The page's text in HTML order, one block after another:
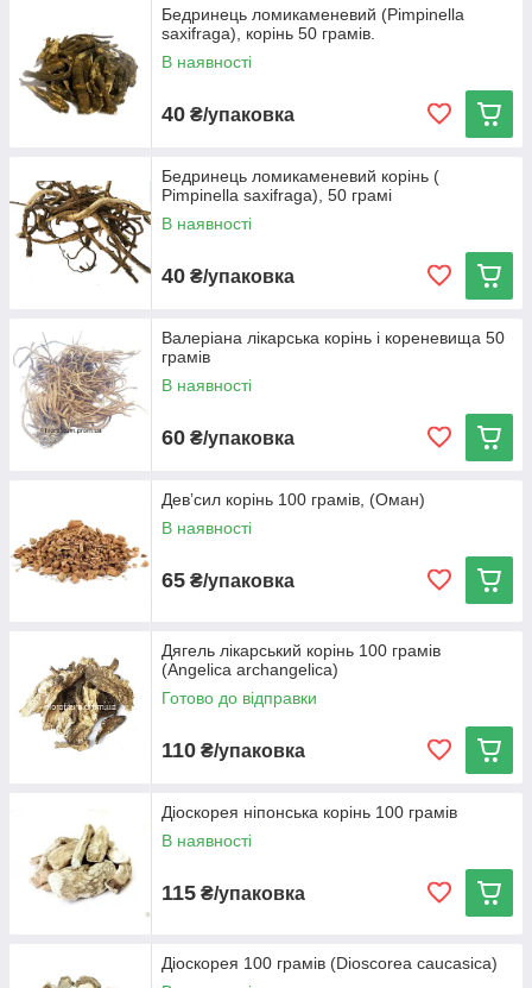
Корінь Червоної щітки
Універсальний засіб, створене природою гірського
Алтаю. Чинить благотворний вплив на весь організм,
Корінь Левзеї сафлоровидной
Широко використовується при занепаді сил і виснаженні
організму. Надає тонізуючу і збуджуючу дію.
Бедринець ломикаменевий (Pimpinella
saxifraga), корінь 50 грамів.
В наявності
40 ₴/упаковка
Бедринець ломикаменевий корінь (
Pimpinella saxifraga), 50 грамі
В наявності
40 ₴/упаковка
Валеріана лікарська корінь і кореневища 50
грамів
В наявності
60 ₴/упаковка
Девʼсил корінь 100 грамів, (Оман)
В наявності
65 ₴/упаковка
Дягель лікарський корінь 100 грамів
(Angelica archangelica)
Готово до відправки
110 ₴/упаковка
Діоскорея ніпонська корінь 100 грамів
В наявності
115 ₴/упаковка
Діоскорея 100 грамів (Dioscorea caucasica)